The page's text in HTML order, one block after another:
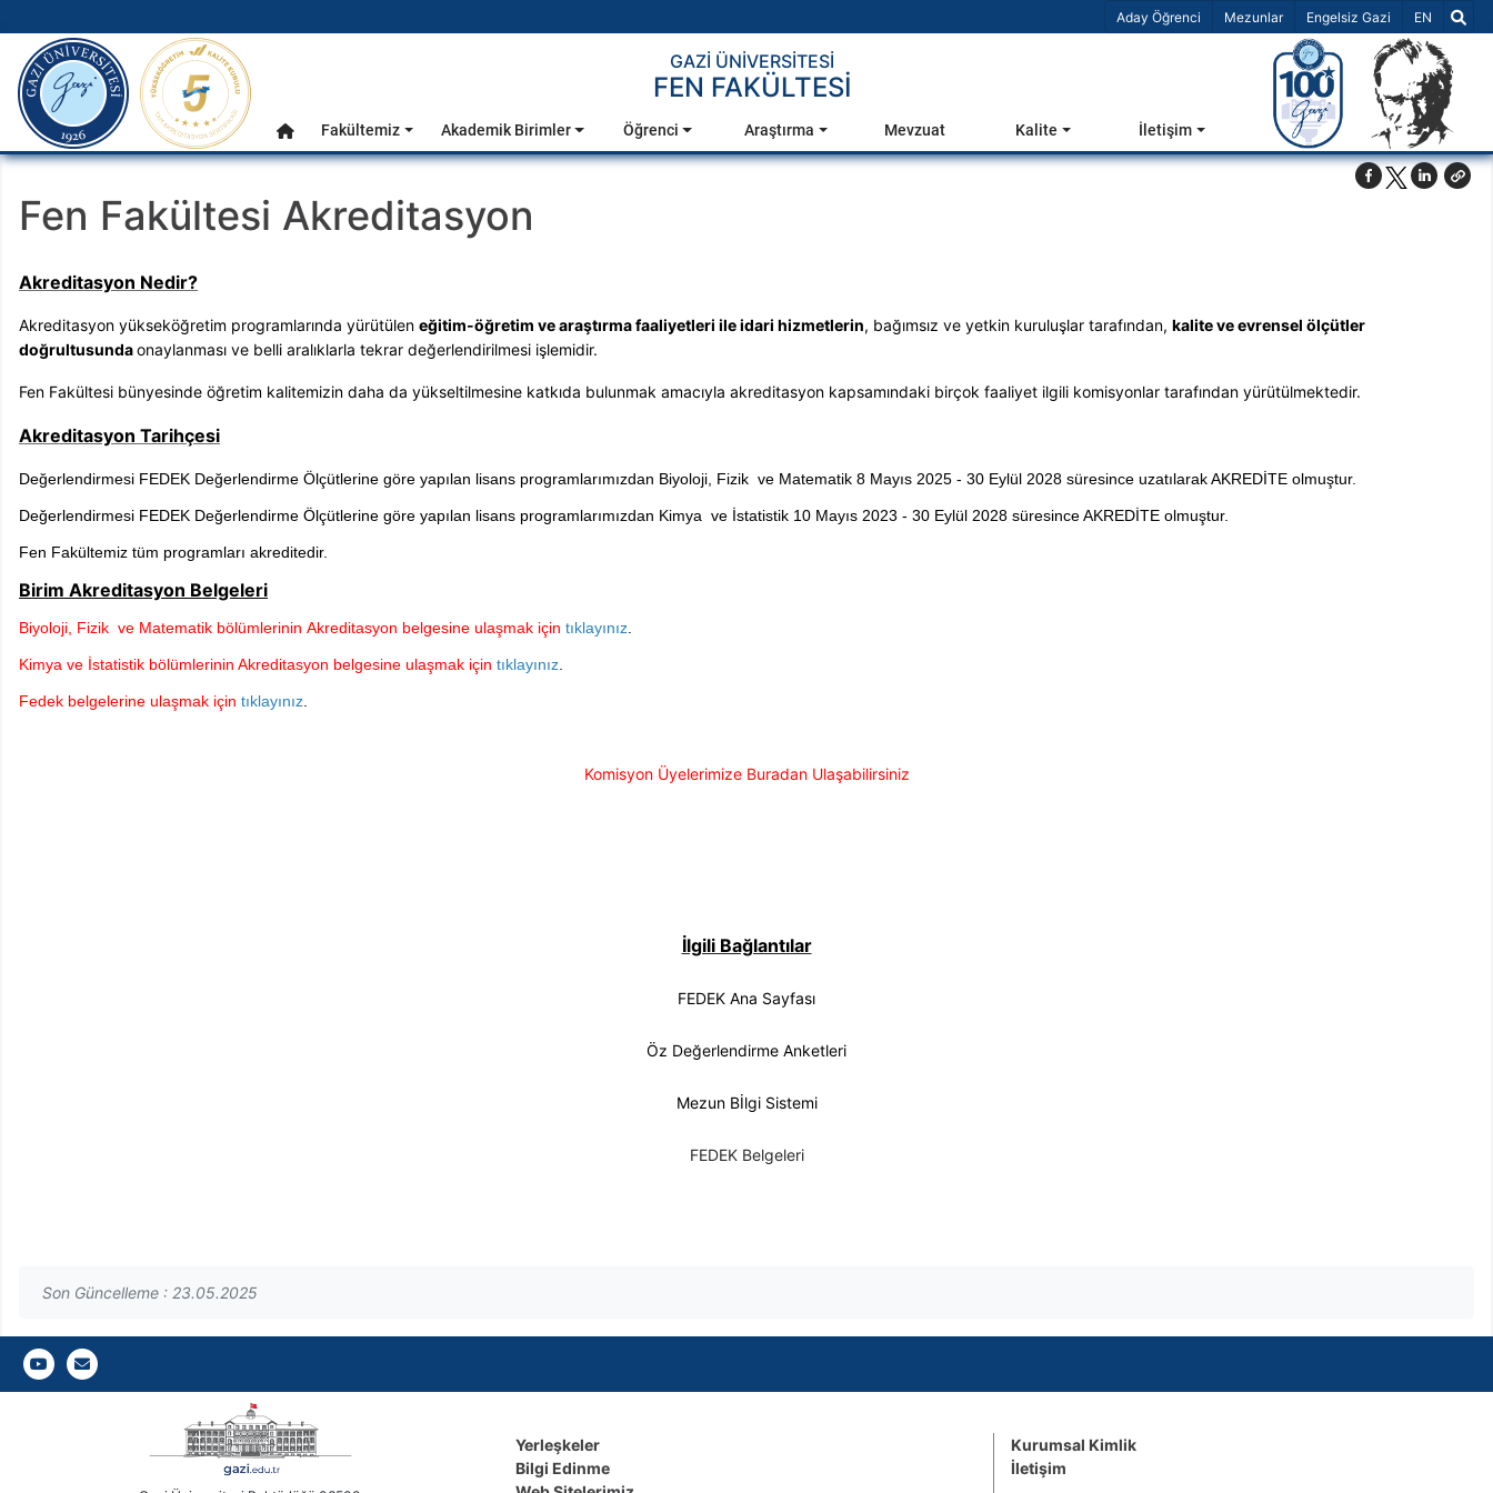
Aday Öğrenci Mezunlar Engelsiz Gazi Dil Seçiniz
EN
Ana Menü
gazi.edu.tr
GAZİ ÜNİVERSİTESİ
FEN FAKÜLTESİ
Anasayfa
Fakültemiz Akademik Birimler Öğrenci Araştırma Mevzuat Kalite İletişim
Fen Fakültesi Akreditasyon
Akreditasyon Nedir?
Akreditasyon yükseköğretim programlarında yürütülen eğitim-öğretim ve araştırma faaliyetleri ile idari hizmetlerin, bağımsız ve yetkin kuruluşlar tarafından, kalite ve evrensel ölçütler
doğrultusundaonaylanması ve belli aralıklarla tekrar değerlendirilmesi işlemidir.
Fen Fakültesi bünyesinde öğretim kalitemizin daha da yükseltilmesine katkıda bulunmak amacıyla akreditasyon kapsamındaki birçok faaliyet ilgili komisyonlar tarafından yürütülmektedir.
Akreditasyon Tarihçesi
Değerlendirmesi FEDEK Değerlendirme Ölçütlerine göre yapılan lisans programlarımızdan Biyoloji, Fizik ve Matematik 8 Mayıs 2025 - 30 Eylül 2028 süresince uzatılarak AKREDİTE olmuştur.
Değerlendirmesi FEDEK Değerlendirme Ölçütlerine göre yapılan lisans programlarımızdan Kimya ve İstatistik 10 Mayıs 2023 - 30 Eylül 2028 süresince AKREDİTE olmuştur.
Fen Fakültemiz tüm programları akreditedir.
Birim Akreditasyon Belgeleri
Biyoloji, Fizik ve Matematik bölümlerinin Akreditasyon belgesine ulaşmak için tıklayınız
Kimya ve İstatistik bölümlerinin Akreditasyon belgesine ulaşmak için tıklayınız
Fedek belgelerine ulaşmak için tıklayınız
Komisyon Üyelerimize Buradan Ulaşabilirsiniz
İlgili Bağlantılar
FEDEK Ana Sayfası
Öz Değerlendirme Anketleri
Mezun Bİlgi Sistemi
FEDEK Belgeleri
Son Güncelleme : 23.05.2025
Gazi Üniversitesi Fen Fakültesi
Gazi E-Mail
Yerleşkeler
Bilgi Edinme
Kurumsal Kimlik
İletişim